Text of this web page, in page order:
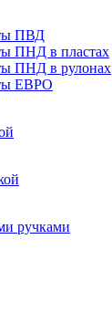
ПВД
ПНД в пластах
ПНД в рулонах
ЕВРО
ручками